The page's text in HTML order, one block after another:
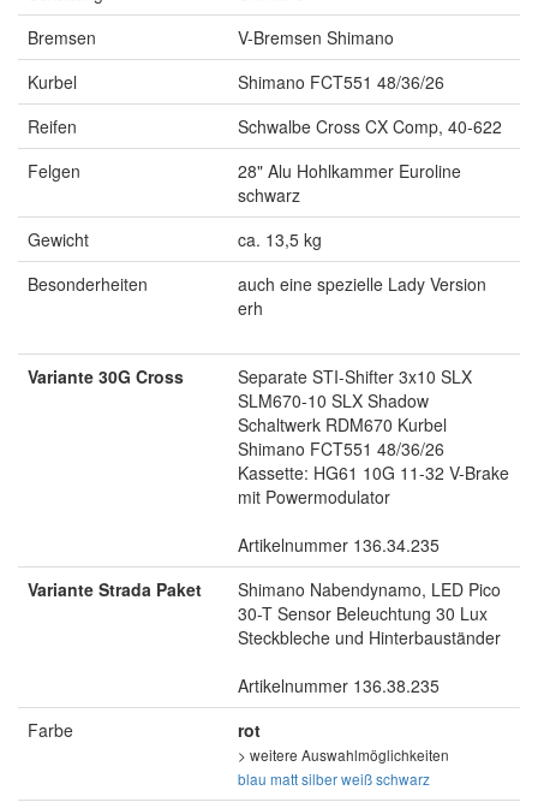
Bremsen
V-Bremsen Shimano
Kurbel
Shimano FCT551 48/36/26
Reifen
Schwalbe Cross CX Comp, 40-622
Felgen
28" Alu Hohlkammer Euroline
schwarz
Gewicht
ca. 13,5 kg
Besonderheiten
auch eine spezielle Lady Version
erh
Variante 30G Cross
Separate STI-Shifter 3x10 SLX
SLM670-10 SLX Shadow
Schaltwerk RDM670 Kurbel
Shimano FCT551 48/36/26
Kassette: HG61 10G 11-32 V-Brake
mit Powermodulator
Artikelnummer 136.34.235
Variante Strada Paket
Shimano Nabendynamo, LED Pico
30-T Sensor Beleuchtung 30 Lux
Steckbleche und Hinterbauständer
Artikelnummer 136.38.235
Farbe
rot
> weitere Auswahlmöglichkeiten
blau mattsilberweißschwarz